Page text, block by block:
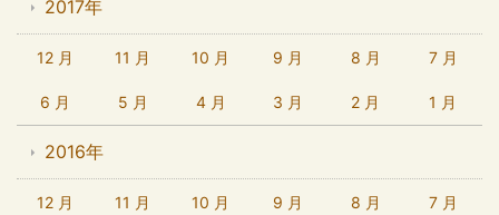
2017年
12 月 11 月 10 月 9 月 8 月 7 月
6 月 5 月 4 月 3 月 2 月 1 月
2016年
12 月 11 月 10 月 9 月 8 月 7 月